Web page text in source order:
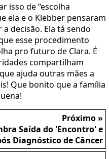
isso de “escolha
ela e o Klebber pensaram
decisão. Ela tá sendo
esse procedimento
pro futuro de Clara. É
compartilham
ajuda outras mães a
Que bonito que a família
Próximo »
Saída do 'Encontro' e
Diagnóstico de Câncer